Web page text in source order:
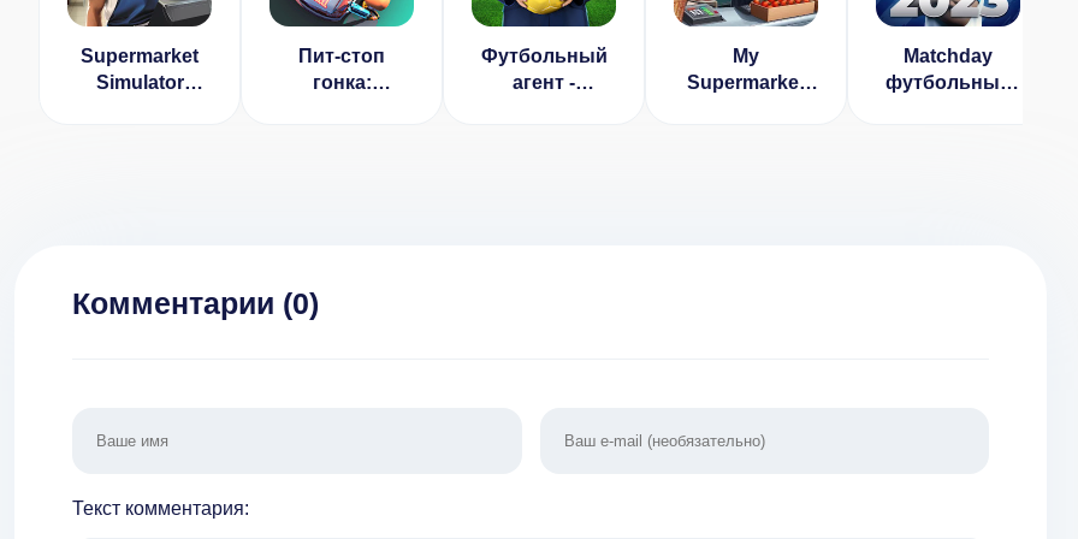
Supermarket
Simulator
Пит-стоп
гонка:
Футбольный
агент -
My
Supermarket
Matchday
футбольный
Комментарии (0)
Текст комментария: